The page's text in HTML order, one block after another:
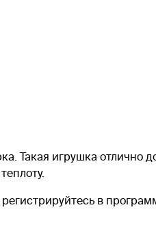
Такая игрушка отлично
в